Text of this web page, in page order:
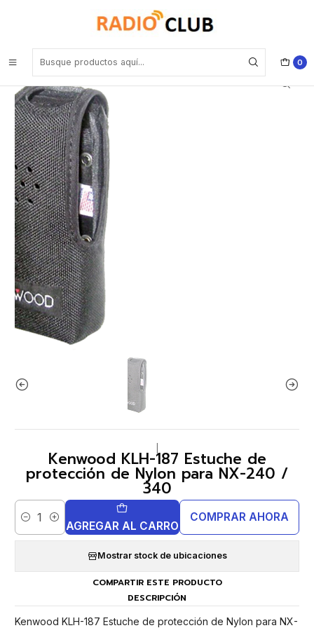
0
Pechera Porta radios Estuches
Kenwood KLH-187 Estuche de protección de Nylon para NX-240 /
Kenwood KLH-187 Estuche de
protección de Nylon para NX-240 /
340
Cantidad AGREGAR AL CARRO
COMPRAR AHORA
Mostrar stock de ubicaciones
COMPARTIR ESTE PRODUCTO
DESCRIPCIÓN
Kenwood KLH-187 Estuche de protección de Nylon para NX-